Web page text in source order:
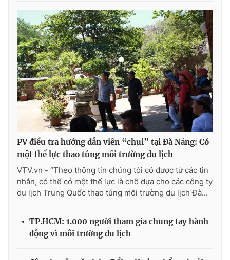
Thị trường
Tư vấn
Lịch phát sóng
Chuyên mục khác
Emagazine Podcast
Infographic
Video Shorts video
VTV Money VTV Thể thao
VTV Sức khoẻ Bất động sản
Thị trường 24h Tấm lòng Việt
Vươn mình bằng AI
PV điều tra hướng dẫn viên “chui” tại Đà Nẵng: Có
một thế lực thao túng môi trường du lịch
VTV.vn - “Theo thông tin chúng tôi có được từ các tin
nhắn, có thể có một thế lực là chỗ dựa cho các công ty
du lịch Trung Quốc thao túng môi trường du lịch Đà...
TP.HCM: 1.000 người tham gia chung tay hành
động vì môi trường du lịch